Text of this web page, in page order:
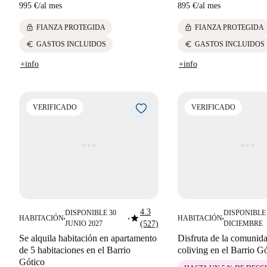
995 €/al mes
lock FIANZA PROTEGIDA
euro GASTOS INCLUIDOS
+info
895 €/al mes
lock FIANZA PROTEGIDA
euro GASTOS INCLUIDOS
+info
VERIFICADO
HABITACIÓN■
DISPONIBLE 30
JUNIO 2027
■star4.3
(527)
Se alquila habitación en apartamento
de 5 habitaciones en el Barrio
Gótico
VERIFICADO
HABITACIÓN■
DISPONIBLE
DICIEMBRE
Disfruta de la
coliving en el Barrio